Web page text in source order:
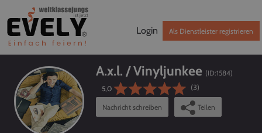
Login Als Dienstleister registrieren
A.x.l. / Vinyljunkee (ID:1584)
5,0
(3)
Nachricht schreiben Teilen